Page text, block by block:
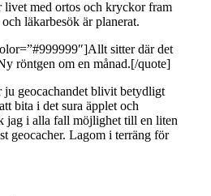
livet med ortos och kryckor fram
läkarbesök är planerat.
sitter där det
röntgen om en månad.[/quote]
ju geocachandet blivit betydligt
bita i det sura äpplet och
jag i alla fall möjlighet till en liten
geocacher. Lagom i terräng för